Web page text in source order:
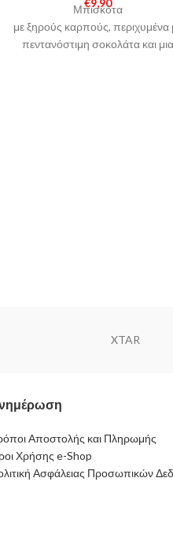
€9,90
Μπισκότα
με ξηρούς καρπούς, περιχυμένα
πεντανόστιμη σοκολάτα και μια
XTAR
Αποστολής και Πληρωμής
Χρήσης e-Shop
Ασφάλειας Προσωπικών